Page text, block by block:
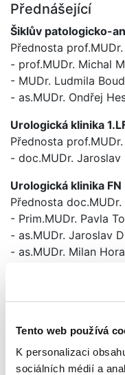
Tento web používá
K personalizaci
sociálních médií a
Přednášející
Šiklův patologicko-
Přednosta
- prof.MUDr. Michal
- MUDr. Ludmila
- as.MUDr. Ondřej
Urologická klinika
Přednosta
- doc.MUDr. Jaroslav
Urologická klinika FN
Přednosta
- Prim.MUDr. Pavla
- as.MUDr. Jaroslav
- as.MUDr. Milan
Radiodiagnostické
Přednosta